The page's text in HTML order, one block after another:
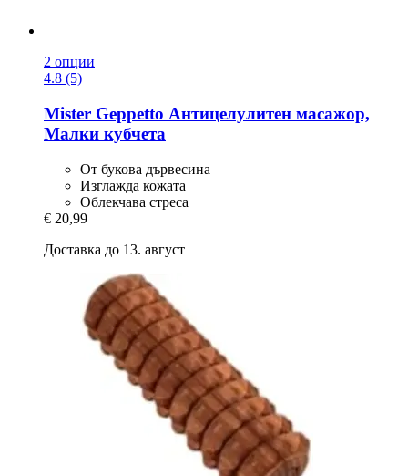
2 опции
4.8 (5)
Mister Geppetto Антицелулитен масажор,
Малки кубчета
От букова дървесина
Изглажда кожата
Облекчава стреса
€ 20,99
Доставка до 13. август